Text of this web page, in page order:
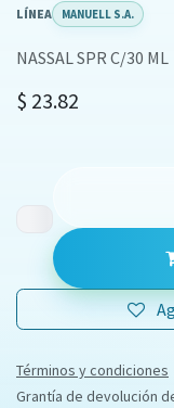
LÍNEA MANUELL S.A.
NASSAL SPR C/30 ML
$ 23.82
Términos y condiciones
Grantía de devolución